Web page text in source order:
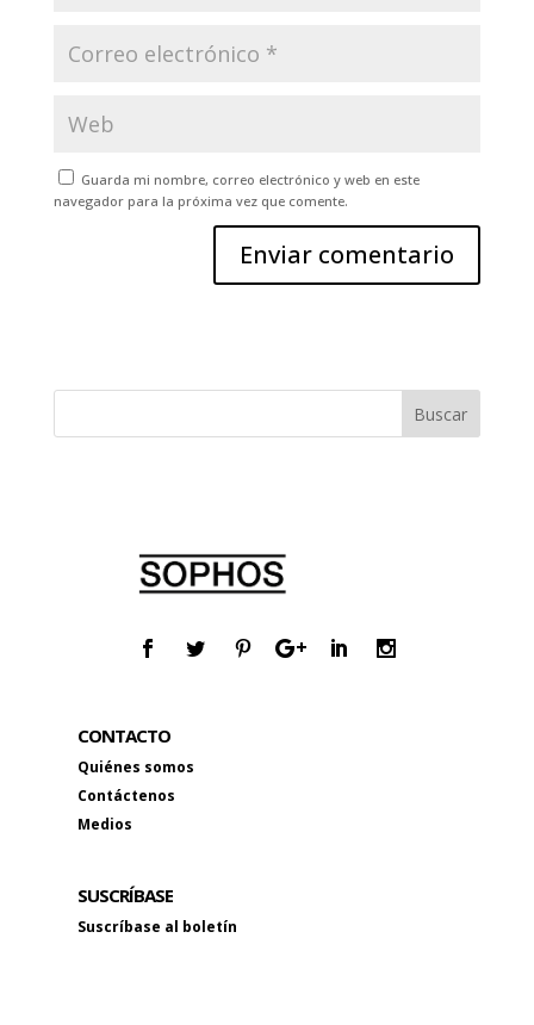
Guarda mi nombre, correo electrónico y web en este
navegador para la próxima vez que comente.
CONTACTO
Quiénes somos
Contáctenos
Medios
SUSCRÍBASE
Suscríbase al boletín